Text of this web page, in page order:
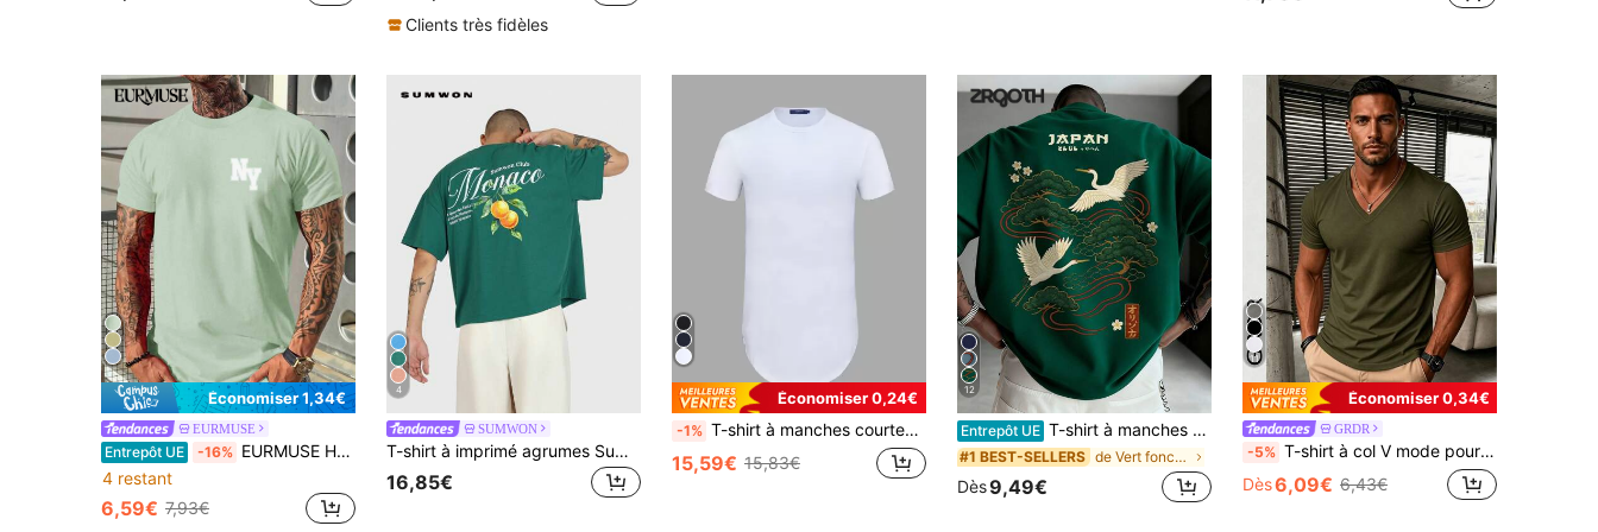
Clients très fidèles
Économiser 1,34€
EURMUSE
Entrepôt UE -16% EURMUSE Homme T-shirt À Lettres
4 restant
6,59€ 7,93€
4
SUMWON
T-shirt à imprimé agrumes Sumwon Club Monaco, style urbain streetwear, coupe ample, mode décontractée de printemps, vacances, thème de plage et de voyage
16,85€
Économiser 0,24€
-1% T-shirt à manches courtes avec fermeture éclair sur le côté et ourlet asymétrique pour homme
15,59€ 15,83€
12
Entrepôt UE T-shirt à manches courtes Zrgoth pour hommes, décontracté, polyvalent, minimaliste, imprimé grue japonaise, streetwear
#1 BEST-SELLERS de Vert foncé T-shirts pour hommes
Dès9,49€
11
Économiser 0,34€
GRDR
-5% T-shirt à col V mode pour hommes GRDR | Design exquis | Indispensable pour l'été | Facile à assortir | Mettez votre style en valeur
Dès6,09€ 6,43€